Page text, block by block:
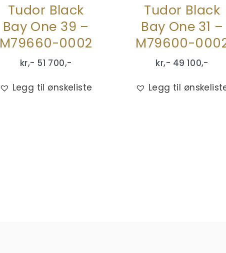
Tudor Black
Bay One 39 –
M79660-0002
kr,- 51 700,-
Legg til ønskeliste
Tudor Black
Bay One 31 –
M79600-
kr,- 49 100,-
Legg til